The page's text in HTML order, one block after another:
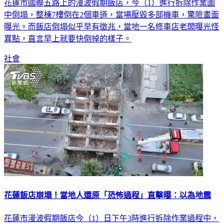
花蓮市國聯五路上的漫波假期飯店，今（1）進行拆除作業圖
中倒塌，整棟7樓倒在2個車道，當場壓毀多部機車，驚險畫面
曝光。而飯店倒塌似乎早有徵兆，當地一名修車店老闆曝光怪
異點，直言早上就要快倒掉的樣子。
社會
花蓮飯店崩塌！當地人還原「恐怖過程」直擊曝：以為地震
花蓮市漫波假期飯店今（1）日下午3時進行拆除作業過程中，